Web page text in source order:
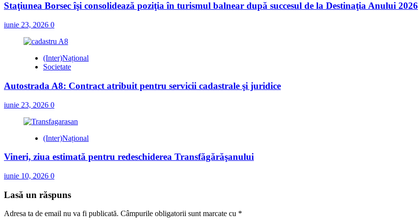
Staţiunea Borsec îşi consolidează poziţia în turismul balnear după succesul de la Destinaţia Anului 2026
iunie 23, 2026 0
(Inter)Național
Societate
Autostrada A8: Contract atribuit pentru servicii cadastrale şi juridice
iunie 23, 2026 0
(Inter)Național
Vineri, ziua estimată pentru redeschiderea Transfăgărăşanului
iunie 10, 2026 0
Lasă un răspuns
Adresa ta de email nu va fi publicată. Câmpurile obligatorii sunt marcate cu *